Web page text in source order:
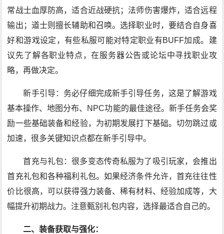
常战士血厚防高，适合近战硬抗；法师伤害爆炸，适合远程
输出；道士则擅长辅助和召唤。选择职业时，要结合自身喜
好和游戏设定，有些私服可能对特定职业有BUFF加成。建
议先了解各职业特点，在服务器公告或论坛中寻找职业攻
略，再做决定。
新手引导：务必仔细完成新手引导任务，这是了解游戏
基本操作、地图分布、NPC功能的最佳途径。新手任务会奖
励一些基础装备和经验，为初期发展打下基础。切勿跳过或
加速，很多关键知识点都在新手引导中。
首充与礼包：很多变态传奇私服为了吸引玩家，会推出
首充礼包和各种福利礼包。如果经济条件允许，首充往往性
价比很高，可以获得强力装备、稀有材料、经验加成等，大
幅提升初期战力。注意甄别礼包内容，选择最适合自己的。
二、装备获取与强化：